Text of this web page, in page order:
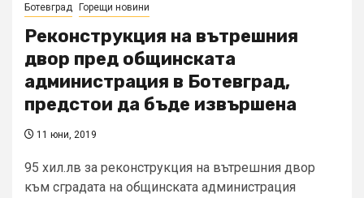
Ботевград Горещи новини
Реконструкция на вътрешния
двор пред общинската
администрация в Ботевград,
предстои да бъде извършена
11 юни, 2019
95 хил.лв за реконструкция на вътрешния двор
към сградата на общинската администрация